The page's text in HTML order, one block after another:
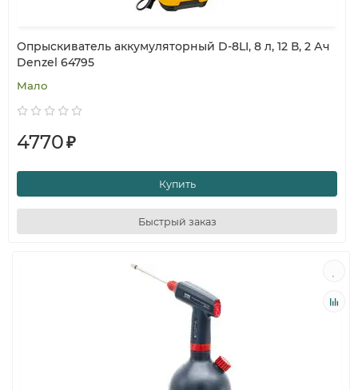
Опрыскиватель аккумуляторный D-8LI, 8 л, 12 В, 2 Ач
Denzel 64795
Мало
4770₽
Купить
Быстрый заказ